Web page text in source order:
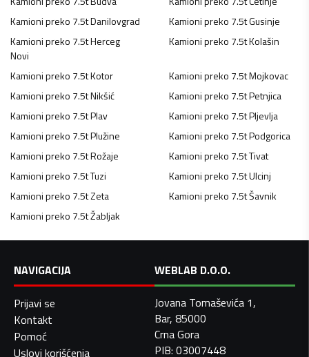
Kamioni preko 7.5tDanilovgrad Kamioni preko 7.5tGusinje
Kamioni preko 7.5tHerceg
Novi
Kamioni preko 7.5tKolašin
Kamioni preko 7.5tKotor Kamioni preko 7.5tMojkovac
Kamioni preko 7.5tNikšić Kamioni preko 7.5tPetnjica
Kamioni preko 7.5tPlav Kamioni preko 7.5tPljevlja
Kamioni preko 7.5tPlužine Kamioni preko 7.5tPodgorica
Kamioni preko 7.5tRožaje Kamioni preko 7.5tTivat
Kamioni preko 7.5tTuzi Kamioni preko 7.5tUlcinj
Kamioni preko 7.5tZeta Kamioni preko 7.5tŠavnik
Kamioni preko 7.5tŽabljak
NAVIGACIJA
Prijavi se
Kontakt
Pomoć
Uslovi korišćenja
WEBLAB D.O.O.
Jovana Tomaševića 1,
Bar, 85000
Crna Gora
PIB: 03007448